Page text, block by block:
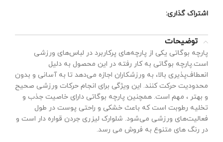
اشتراک گذاری:
توضیحات
پارچه بوگاتی یکی از پارچه‌های پرکاربرد در لباس‌های ورزشی
است.پارچه بوگاتی به کار رفته در این محصول به دلیل
انعطاف‌پذیری بالا، به ورزشکاران اجازه می‌دهد تا به آسانی و بدون
محدودیت حرکت کنند. این ویژگی برای انجام حرکات ورزشی صحیح
و بهتر ، مهم است. همچنین پارچه بوگاتی دارای خاصیت جذب و
تخلیه رطوبت است که باعث خشکی و راحتی پوست در طول
فعالیت‌های ورزشی می‌شود. شلوارک لیزری جردن قواره دار است و
در رنگ های متنوع به فروش می رسد.